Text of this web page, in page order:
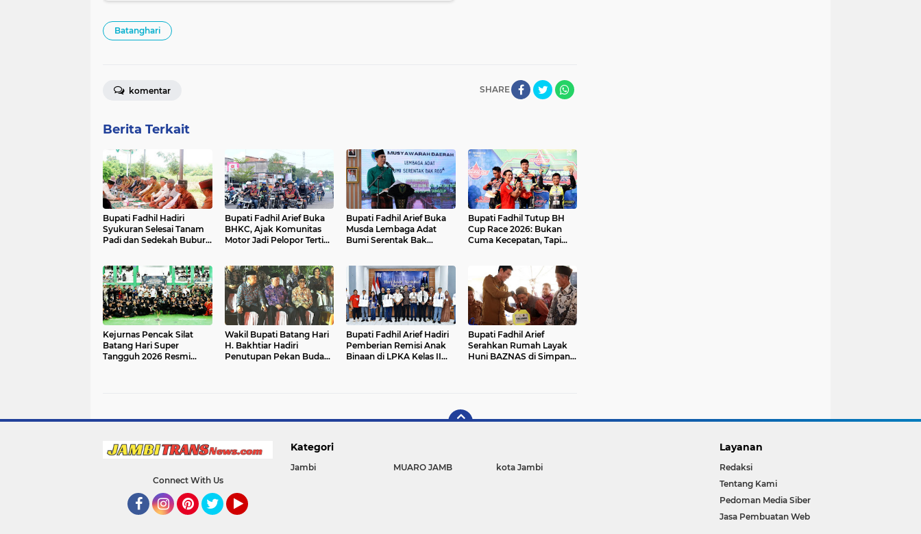
Batanghari
SHARE
komentar
Berita Terkait
Bupati Fadhil Hadiri
Syukuran Selesai Tanam
Padi dan Sedekah Bubur
Bupati Fadhil Arief Buka
BHKC, Ajak Komunitas
Motor Jadi Pelopor Tertib
Bupati Fadhil Arief Buka
Musda Lembaga Adat
Bumi Serentak Bak
Bupati Fadhil Tutup BH
Cup Race 2026: Bukan
Cuma Kecepatan, Tapi
Kejurnas Pencak Silat
Batang Hari Super
Tangguh 2026 Resmi
Wakil Bupati Batang Hari
H. Bakhtiar Hadiri
Penutupan Pekan Budaya
Bupati Fadhil Arief Hadiri
Pemberian Remisi Anak
Binaan di LPKA Kelas II
Bupati Fadhil Arief
Serahkan Rumah Layak
Huni BAZNAS di Simpang
Connect With Us
Kategori
Jambi MUARO JAMB kota Jambi
Layanan
Redaksi
Tentang Kami
Pedoman Media Siber
Jasa Pembuatan Web